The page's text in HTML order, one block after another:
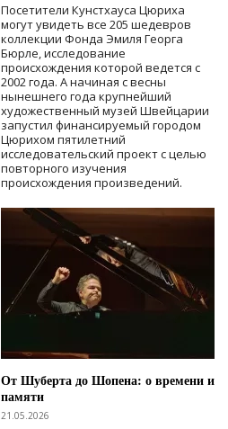
Посетители Кунстхауса Цюриха
могут увидеть все 205 шедевров
коллекции Фонда Эмиля Георга
Бюрле, исследование
происхождения которой ведется с
2002 года. А начиная с весны
нынешнего года крупнейший
художественный музей Швейцарии
запустил финансируемый городом
Цюрихом пятилетний
исследовательский проект с целью
повторного изучения
происхождения произведений.
От Шуберта до Шопена: о времени и
памяти
21.05.2026